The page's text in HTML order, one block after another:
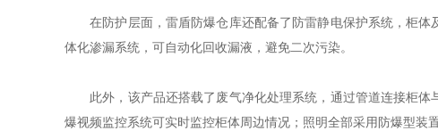
在防护层面，雷盾防爆仓库还配备了防雷静电保护系统，柜体
体化渗漏系统，可自动化回收漏液，避免二次污染。
此外，该产品还搭载了废气净化处理系统，通过管道连接柜体
爆视频监控系统可实时监控柜体周边情况；照明全部采用防爆型装